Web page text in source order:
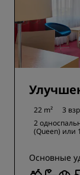
22 m²
3
2
(Queen) или
Основные